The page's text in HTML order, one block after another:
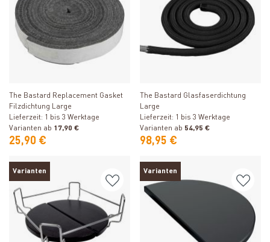
The Bastard Replacement Gasket
Filzdichtung Large
Lieferzeit: 1 bis 3 Werktage
Varianten ab 17,90 €
25,90 €
The Bastard Glasfaserdichtung
Large
Lieferzeit: 1 bis 3 Werktage
Varianten ab 54,95 €
98,95 €
Varianten Varianten